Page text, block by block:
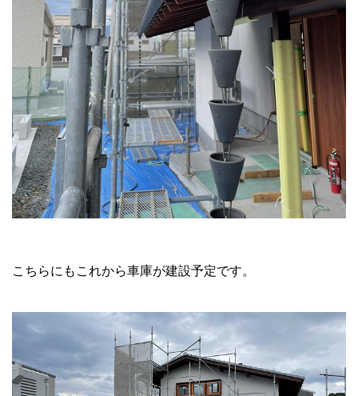
こちらにもこれから車庫が建設予定です。